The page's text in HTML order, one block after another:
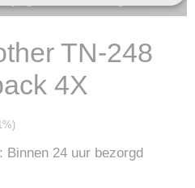
TN-248
4X
Binnen 24 uur bezorgd